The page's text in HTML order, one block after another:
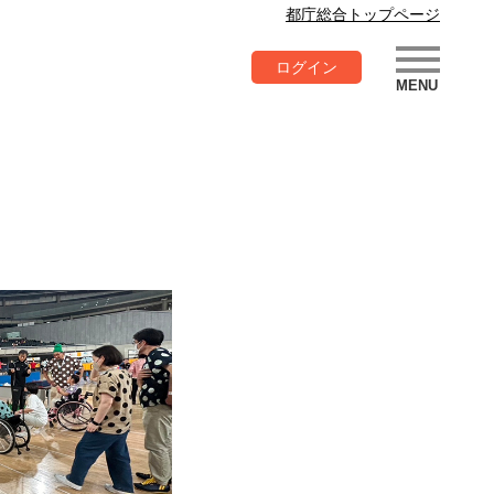
都庁総合トップページ
ログイン